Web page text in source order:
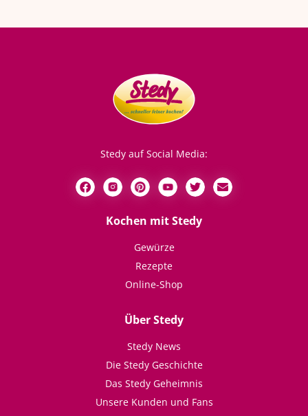
Stedy auf Social Media:
Kochen mit Stedy
Gewürze
Rezepte
Online-Shop
Über Stedy
Stedy News
Die Stedy Geschichte
Das Stedy Geheimnis
Unsere Kunden und Fans